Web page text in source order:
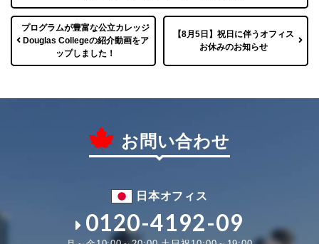
プログラムが豊富な公立カレッジ
Douglas Collegeの紹介動画をア
ップしました！
【8月5日】祝日に伴うオフィス
お休みのお知らせ
お問い合わせ
日本オフィス
0120-4192-09